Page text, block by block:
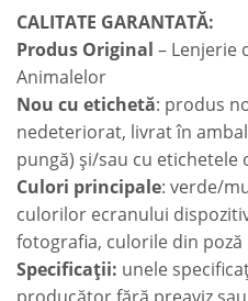
CALITATE GARANTATĂ:
Produs Original – Lenjerie
Animalelor
Nou cu etichetă: produs
nedeteriorat, livrat în
pungă) și/sau cu etichetele
Culori principale: verde/
culorilor ecranului
fotografia, culorile din
Specificații: unele